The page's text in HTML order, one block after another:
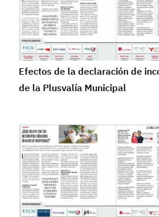
Efectos de la declaración de
de la Plusvalía Municipal